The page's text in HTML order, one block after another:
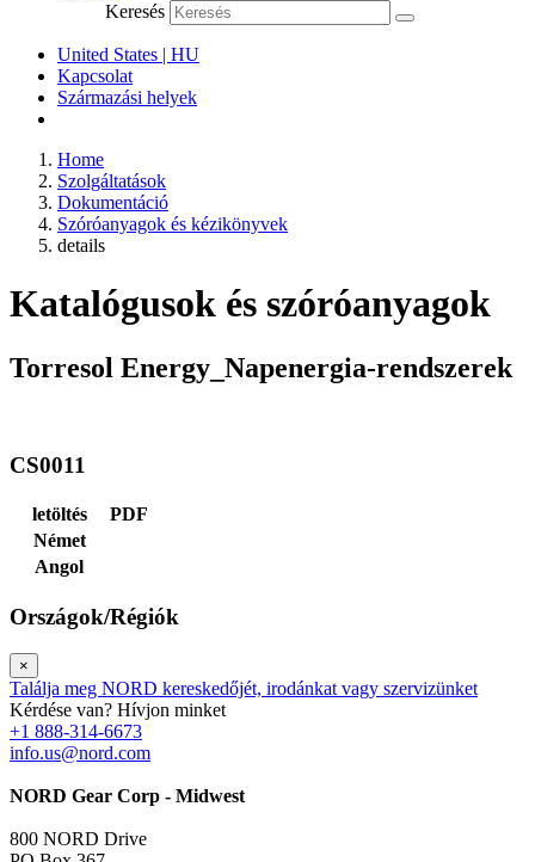
Keresés
United States | HU
Kapcsolat
Származási helyek
Home
Szolgáltatások
Dokumentáció
Szóróanyagok és kézikönyvek
details
Katalógusok és szóróanyagok
Torresol Energy_Napenergia-rendszerek
CS0011
letöltés
PDF
Német
Angol
Országok/Régiók
×
Találja meg NORD kereskedőjét, irodánkat vagy szervizünket
Kérdése van? Hívjon minket
+1 888-314-6673
info.us@nord.com
NORD Gear Corp - Midwest
800 NORD Drive